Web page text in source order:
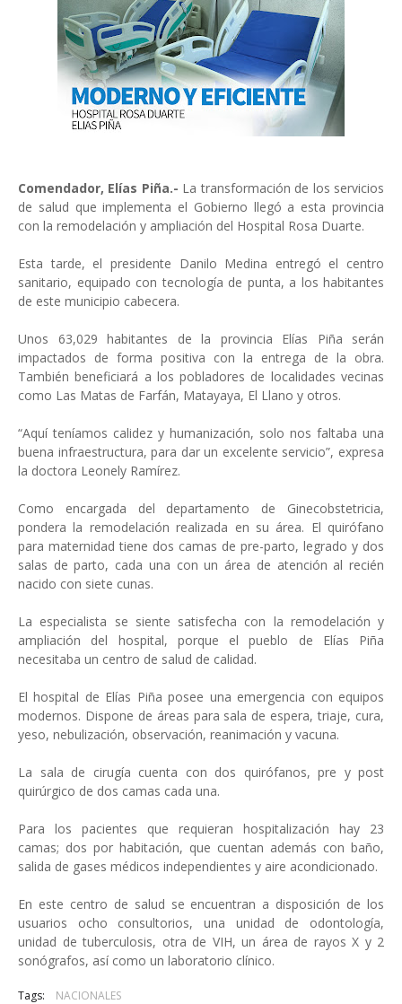
Comendador, Elías Piña.- La transformación de los servicios
de salud que implementa el Gobierno llegó a esta provincia
con la remodelación y ampliación del Hospital Rosa Duarte.
Esta tarde, el presidente Danilo Medina entregó el centro
sanitario, equipado con tecnología de punta, a los habitantes
de este municipio cabecera.
Unos 63,029 habitantes de la provincia Elías Piña serán
impactados de forma positiva con la entrega de la obra.
También beneficiará a los pobladores de localidades vecinas
como Las Matas de Farfán, Matayaya, El Llano y otros.
“Aquí teníamos calidez y humanización, solo nos faltaba una
buena infraestructura, para dar un excelente servicio”, expresa
la doctora Leonely Ramírez.
Como encargada del departamento de Ginecobstetricia,
pondera la remodelación realizada en su área. El quirófano
para maternidad tiene dos camas de pre-parto, legrado y dos
salas de parto, cada una con un área de atención al recién
nacido con siete cunas.
La especialista se siente satisfecha con la remodelación y
ampliación del hospital, porque el pueblo de Elías Piña
necesitaba un centro de salud de calidad.
El hospital de Elías Piña posee una emergencia con equipos
modernos. Dispone de áreas para sala de espera, triaje, cura,
yeso, nebulización, observación, reanimación y vacuna.
La sala de cirugía cuenta con dos quirófanos, pre y post
quirúrgico de dos camas cada una.
Para los pacientes que requieran hospitalización hay 23
camas; dos por habitación, que cuentan además con baño,
salida de gases médicos independientes y aire acondicionado.
En este centro de salud se encuentran a disposición de los
usuarios ocho consultorios, una unidad de odontología,
unidad de tuberculosis, otra de VIH, un área de rayos X y 2
sonógrafos, así como un laboratorio clínico.
Tags: NACIONALES